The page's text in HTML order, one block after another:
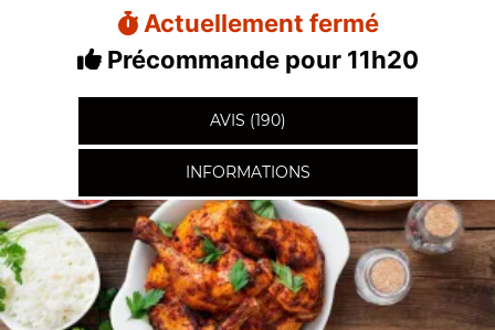
Actuellement fermé
Précommande pour 11h20
AVIS (190)
INFORMATIONS